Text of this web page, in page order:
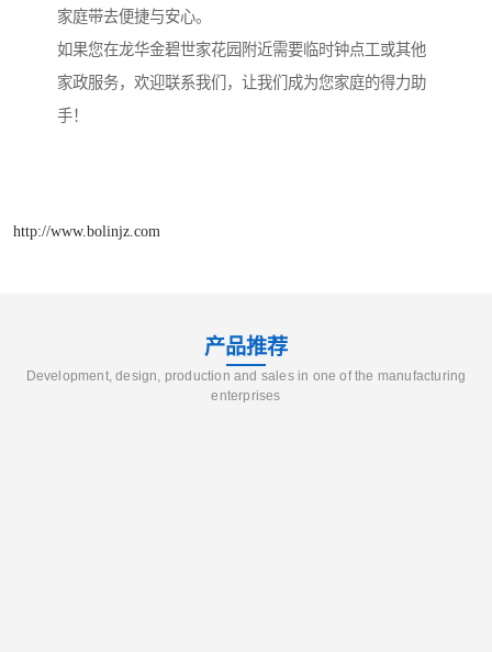
家庭带去便捷与安心。
如果您在龙华金碧世家花园附近需要临时钟点工或其他
家政服务，欢迎联系我们，让我们成为您家庭的得力助
手！
http://www.bolinjz.com
产品推荐
Development, design, production and sales in one of the manufacturing
enterprises